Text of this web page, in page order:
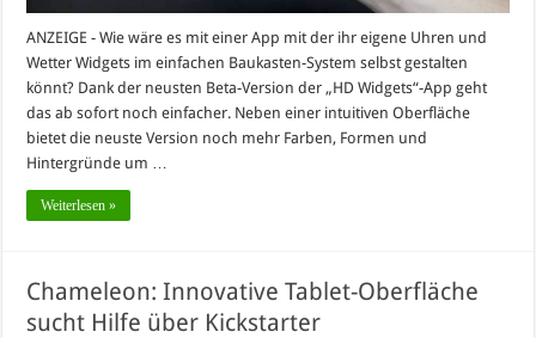
ANZEIGE - Wie wäre es mit einer App mit der ihr eigene Uhren und
Wetter Widgets im einfachen Baukasten-System selbst gestalten
könnt? Dank der neusten Beta-Version der „HD Widgets“-App geht
das ab sofort noch einfacher. Neben einer intuitiven Oberfläche
bietet die neuste Version noch mehr Farben, Formen und
Hintergründe um …
Weiterlesen »
Chameleon: Innovative Tablet-Oberfläche
sucht Hilfe über Kickstarter